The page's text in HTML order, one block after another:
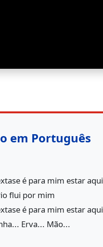
em Português
é para mim estar aqui
flui por mim
é para mim estar aqui
Erva... Mão...